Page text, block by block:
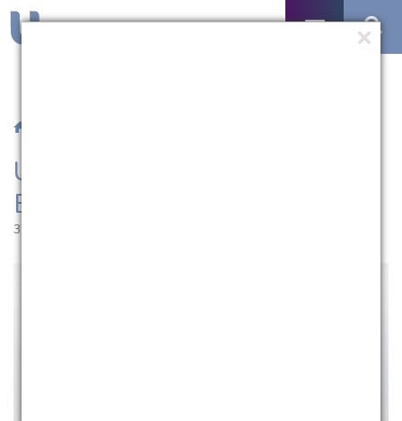
UCPel estará presente no
Emprega Pelotas
30.05.2025 | 16:34